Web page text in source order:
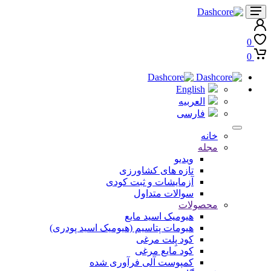
0
0
English
العربیه
فارسی
خانه
مجله
ویدیو
تازه های کشاورزی
آزمایشات و ثبت کودی
سوالات متداول
محصولات
هیومیک اسید مایع
هیومات پتاسیم (هیومیک اسید پودری)
کود پِلت مرغی
کود مایع مرغی
کمپوست آلی فرآوری شده